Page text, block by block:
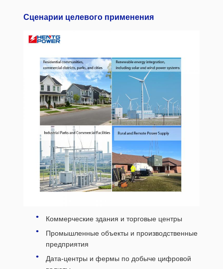
Сценарии целевого применения
Коммерческие здания и торговые центры
Промышленные объекты и производственные
предприятия
Дата-центры и фермы по добыче цифровой